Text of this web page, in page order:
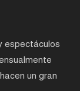
espectáculos
un gran